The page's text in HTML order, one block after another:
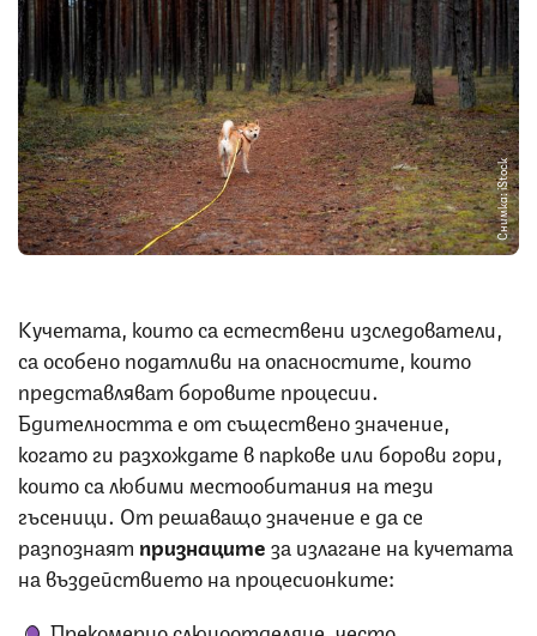
Снимка: iStock
Кучетата, които са естествени изследователи,
са особено податливи на опасностите, които
представляват боровите процесии.
Бдителността е от съществено значение,
когато ги разхождате в паркове или борови гори,
които са любими местообитания на тези
гъсеници. От решаващо значение е да се
разпознаят признацитеза излагане на кучетата
на въздействието на процесионките:
Прекомерно слюноотделяне, често